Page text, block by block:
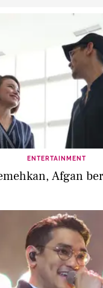
ENTERTAINMENT
Afgan